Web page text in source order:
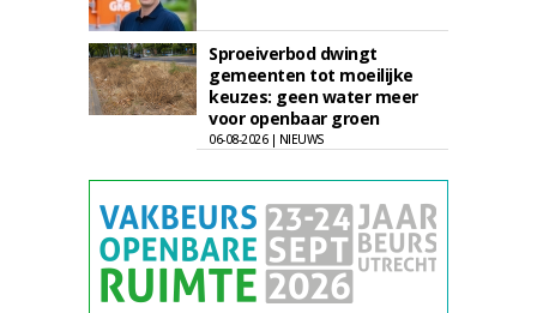
Sproeiverbod dwingt
gemeenten tot moeilijke
keuzes: geen water meer
voor openbaar groen
06-08-2026 | NIEUWS